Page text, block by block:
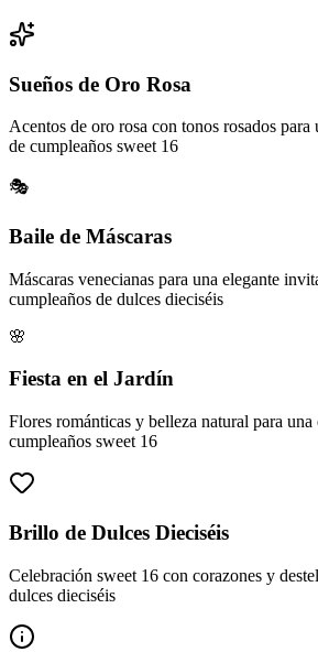
Sueños de Oro Rosa
Acentos de oro rosa con tonos rosados
de cumpleaños sweet 16
🎭
Baile de Máscaras
Máscaras venecianas para una elegante
cumpleaños de dulces dieciséis
🌸
Fiesta en el Jardín
Flores románticas y belleza natural para
cumpleaños sweet 16
Brillo de Dulces Dieciséis
Celebración sweet 16 con corazones y
dulces dieciséis